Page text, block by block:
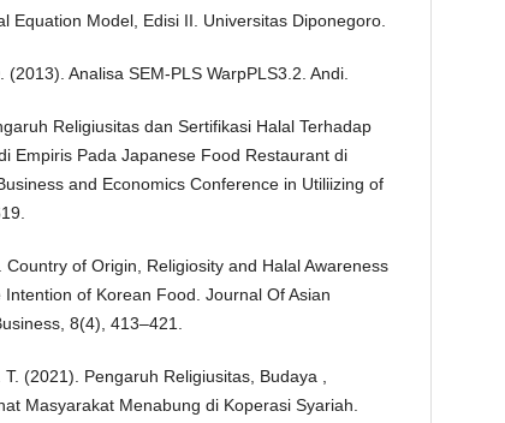
Equation Model, Edisi II. Universitas Diponegoro.
Analisa SEM-PLS WarpPLS3.2. Andi.
Religiusitas dan Sertifikasi Halal Terhadap
Empiris Pada Japanese Food Restaurant di
and Economics Conference in Utiliizing of
of Origin, Religiosity and Halal Awareness
Intention of Korean Food. Journal Of Asian
8(4), 413–421.
(2021). Pengaruh Religiusitas, Budaya ,
Masyarakat Menabung di Koperasi Syariah.